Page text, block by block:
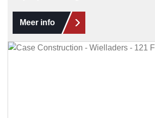
Meer info